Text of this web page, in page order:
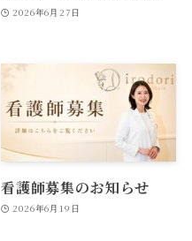
2026年6月27日
看護師募集のお知らせ
2026年6月19日